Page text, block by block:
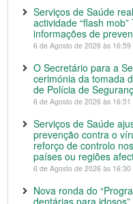
Serviços de Saúde
actividade “flash
informações de
6 de Agosto de 2026 às 16:59
O Secretário para a
cerimónia da tomada
de Polícia de
6 de Agosto de 2026 às 16:51
Serviços de Saúde
prevenção contra o
reforço de controlo
países ou regiões
6 de Agosto de 2026 às 16:30
Nova ronda do
dentárias para